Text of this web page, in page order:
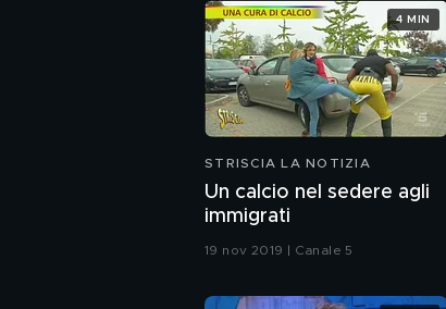
STRISCIA LA NOTIZIA
Un calcio nel sedere agli
immigrati
19 nov 2019 | Canale 5
4 MIN